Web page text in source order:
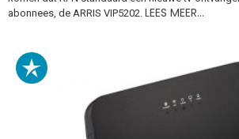
abonnees, de ARRIS VIP5202. LEES MEER…